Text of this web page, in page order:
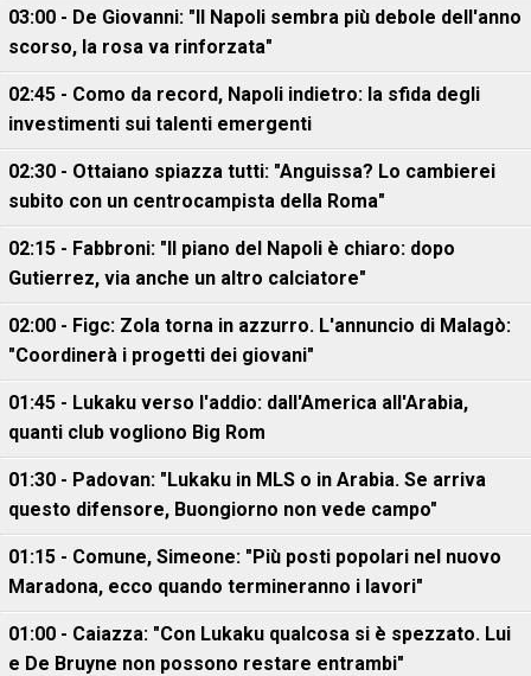
03:00 - De Giovanni: "Il Napoli sembra più debole dell'anno
scorso, la rosa va rinforzata"
02:45 - Como da record, Napoli indietro: la sfida degli
investimenti sui talenti emergenti
02:30 - Ottaiano spiazza tutti: "Anguissa? Lo cambierei
subito con un centrocampista della Roma"
02:15 - Fabbroni: "Il piano del Napoli è chiaro: dopo
Gutierrez, via anche un altro calciatore"
02:00 - Figc: Zola torna in azzurro. L'annuncio di Malagò:
"Coordinerà i progetti dei giovani"
01:45 - Lukaku verso l'addio: dall'America all'Arabia,
quanti club vogliono Big Rom
01:30 - Padovan: "Lukaku in MLS o in Arabia. Se arriva
questo difensore, Buongiorno non vede campo"
01:15 - Comune, Simeone: "Più posti popolari nel nuovo
Maradona, ecco quando termineranno i lavori"
01:00 - Caiazza: "Con Lukaku qualcosa si è spezzato. Lui
e De Bruyne non possono restare entrambi"